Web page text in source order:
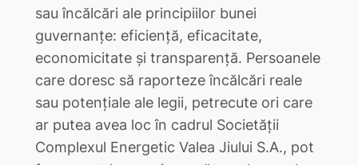
sau încălcări ale principiilor bunei
guvernanțe: eficiență, eficacitate,
economicitate și transparență. Persoanele
care doresc să raporteze încălcări reale
sau potențiale ale legii, petrecute ori care
ar putea avea loc în cadrul Societății
Complexul Energetic Valea Jiului S.A., pot